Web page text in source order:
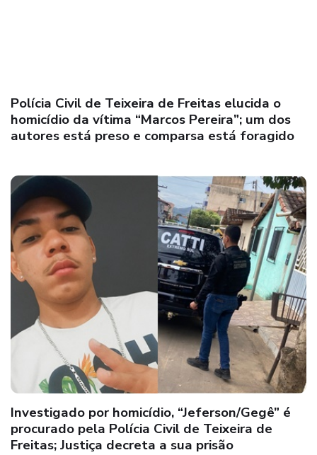
Polícia Civil de Teixeira de Freitas elucida o
homicídio da vítima “Marcos Pereira”; um dos
autores está preso e comparsa está foragido
Investigado por homicídio, “Jeferson/Gegê” é
procurado pela Polícia Civil de Teixeira de
Freitas; Justiça decreta a sua prisão